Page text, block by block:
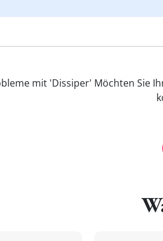
mit 'Dissiper' Möchten Sie